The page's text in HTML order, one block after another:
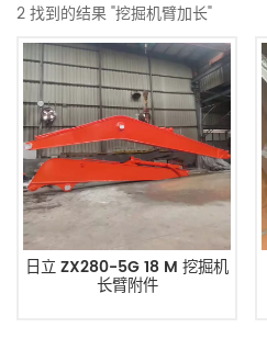
2 找到的结果 "挖掘机臂加长"
日立 ZX280-5G 18 M 挖掘机
长臂附件